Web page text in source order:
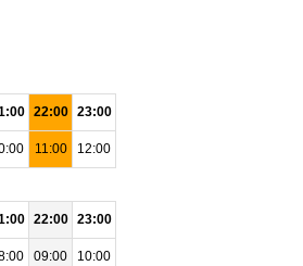
22:00 23:00
11:00 12:00
22:00 23:00
09:00 10:00